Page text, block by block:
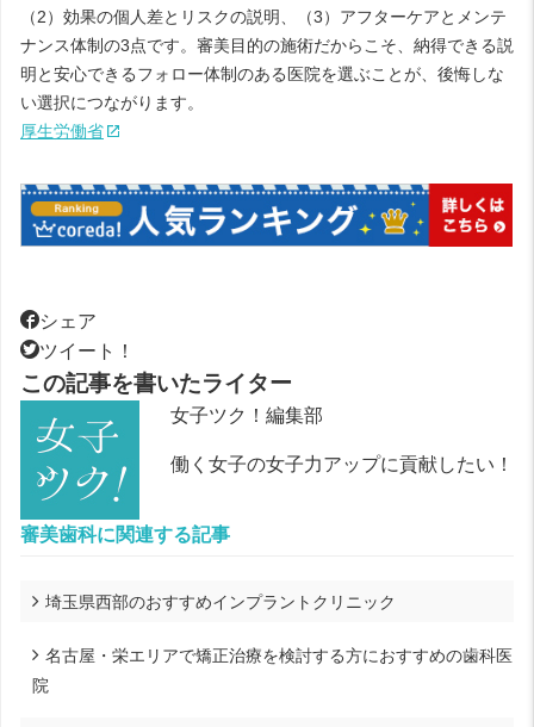
（2）効果の個人差とリスクの説明、（3）アフターケアとメンテ
ナンス体制の3点です。審美目的の施術だからこそ、納得できる説
明と安心できるフォロー体制のある医院を選ぶことが、後悔しな
い選択につながります。
厚生労働省
シェア
ツイート！
この記事を書いたライター
女子ツク！編集部
働く女子の女子力アップに貢献したい！
審美歯科に関連する記事
埼玉県西部のおすすめインプラントクリニック
名古屋・栄エリアで矯正治療を検討する方におすすめの歯科医
院